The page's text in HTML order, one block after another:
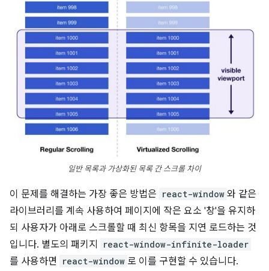
일반 목록과 가상화된 목록 간 스크롤 차이
이 문제를 해결하는 가장 좋은 방법은 react-window 와 같은
라이브러리를 계속 사용하여 페이지에 작은 요소 '창'을 유지하
되 사용자가 아래로 스크롤할 때 최신 항목을 지연 로드하는 것
입니다. 별도의 패키지
react-window-infinite-loader
를 사용하면 react-window 로 이를 구현할 수 있습니다.